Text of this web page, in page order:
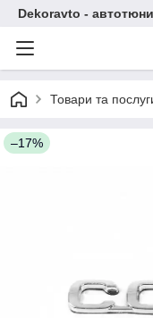
Dekoravto -
Товари та
–17%